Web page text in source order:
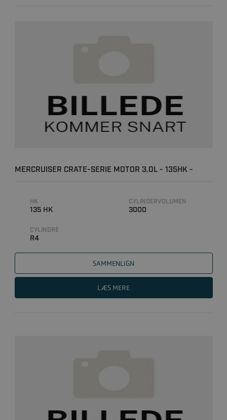
MERCRUISER CRATE-SERIE MOTOR 3.0L - 135HK -
HK
135 HK
CYLINDERVOLUMEN
3000
CYLINDRE
R4
SAMMENLIGN
LÆS MERE